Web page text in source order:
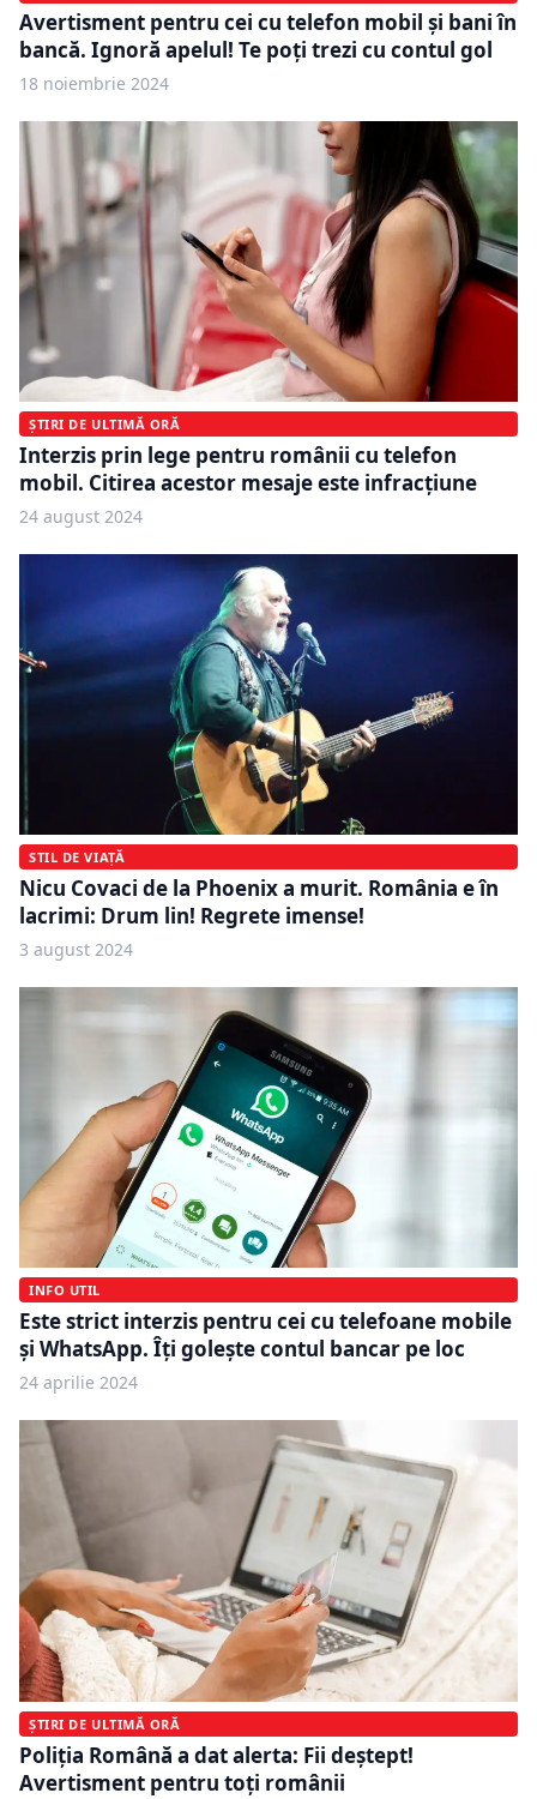
Avertisment pentru cei cu telefon mobil și bani în
bancă. Ignoră apelul! Te poți trezi cu contul gol
18 noiembrie 2024
ȘTIRI DE ULTIMĂ ORĂ
Interzis prin lege pentru românii cu telefon
mobil. Citirea acestor mesaje este infracțiune
24 august 2024
STIL DE VIAȚĂ
Nicu Covaci de la Phoenix a murit. România e în
lacrimi: Drum lin! Regrete imense!
3 august 2024
INFO UTIL
Este strict interzis pentru cei cu telefoane mobile
și WhatsApp. Îți golește contul bancar pe loc
24 aprilie 2024
ȘTIRI DE ULTIMĂ ORĂ
Poliția Română a dat alerta: Fii deştept!
Avertisment pentru toți românii